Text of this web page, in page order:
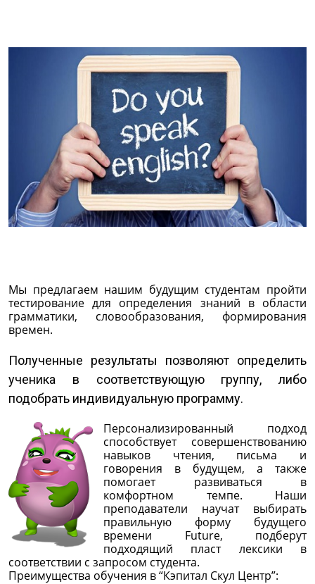
Мы предлагаем нашим будущим студентам пройти
тестирование для определения знаний в области
грамматики, словообразования, формирования
времен.
Полученные результаты позволяют определить
ученика в соответствующую группу, либо
подобрать индивидуальную программу.
Персонализированный подход
способствует совершенствованию
навыков чтения, письма и
говорения в будущем, а также
помогает развиваться в
комфортном темпе. Наши
преподаватели научат выбирать
правильную форму будущего
времени Future, подберут
подходящий пласт лексики в
соответствии с запросом студента.
Преимущества обучения в “Кэпитал Скул Центр”: